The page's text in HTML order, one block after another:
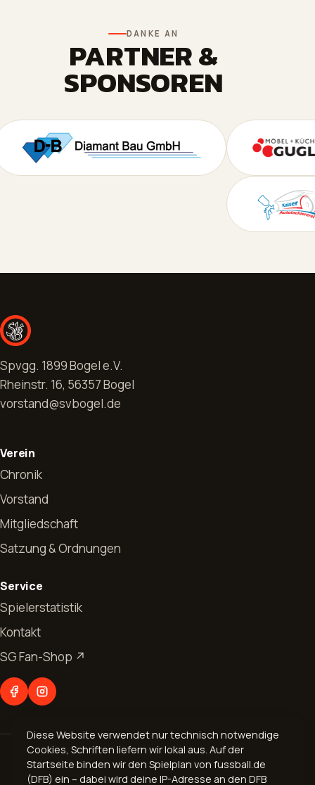
DANKE AN
PARTNER &
SPONSOREN
Spvgg. 1899 Bogel e.V.
Rheinstr. 16, 56357 Bogel
vorstand@svbogel.de
Verein
Chronik
Vorstand
Mitgliedschaft
Satzung & Ordnungen
Service
Spielerstatistik
Kontakt
SG Fan-Shop ↗
© 2026 Spvgg. 1899 Bogel e.V.
Impressum·Datenschutz
News
Allgemeines
Jugendfussball
Seniorenfussball
Verein
Chronik
Mitgliedschaft
Geschäftsverteilungsplan
Abteilungen
Fußball
Aerobic
Volleyball
Diese Website verwendet nur technisch notwendige
Cookies, Schriften liefern wir lokal aus. Auf der
Startseite binden wir den Spielplan von fussball.de
(DFB) ein – dabei wird deine IP-Adresse an den DFB